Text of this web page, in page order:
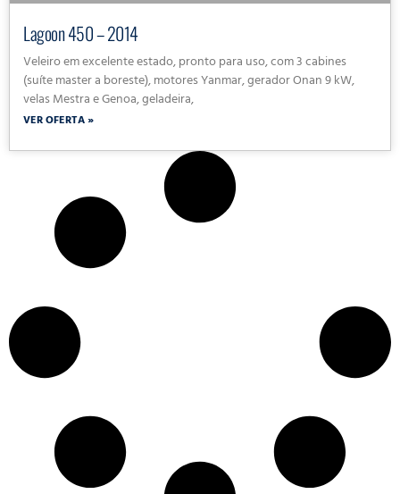
Lagoon 450 – 2014
Veleiro em excelente estado, pronto para uso, com 3 cabines
(suíte master a boreste), motores Yanmar, gerador Onan 9 kW,
velas Mestra e Genoa, geladeira,
VER OFERTA »